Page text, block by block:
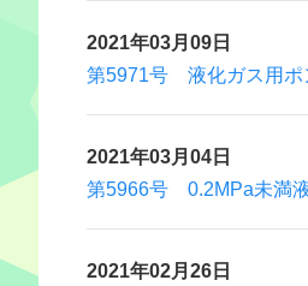
2021年03月09日
第5971号 液化ガス用ポ
2021年03月04日
第5966号 0.2MPa未満液
2021年02月26日